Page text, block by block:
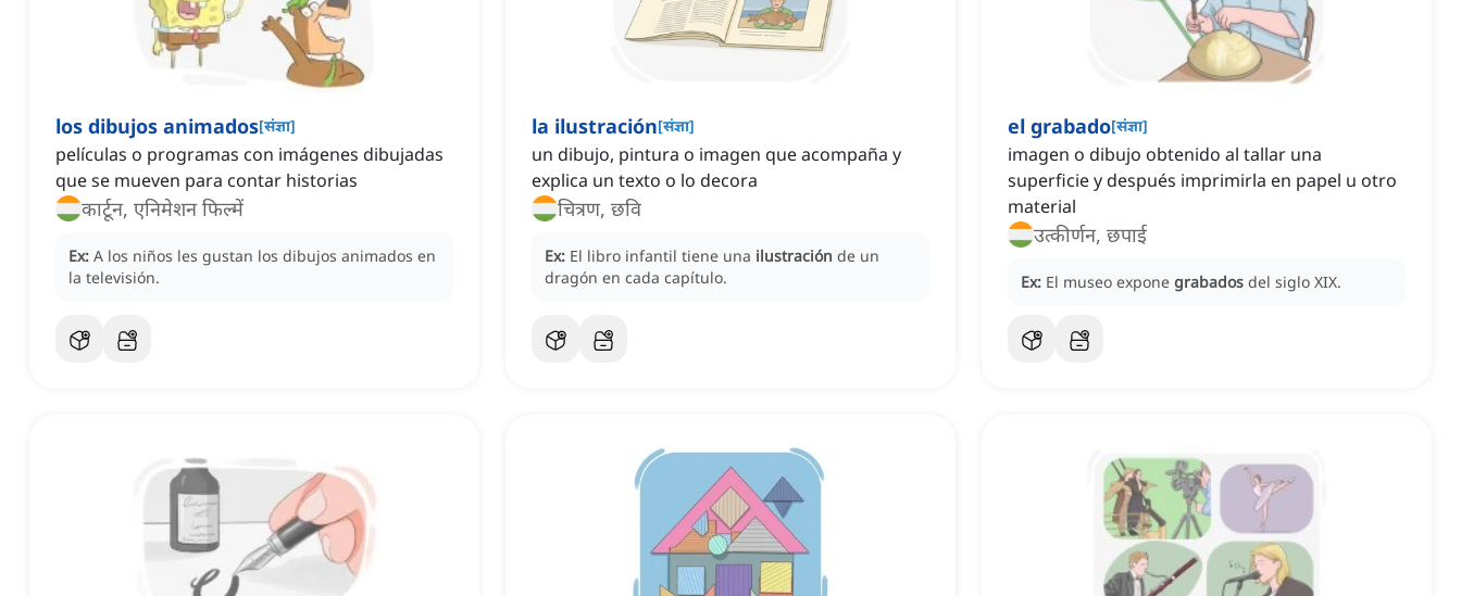
los dibujos animados[संज्ञा]
películas o programas con imágenes dibujadas
que se mueven para contar historias
कार्टून, एनिमेशन फिल्में
Ex: A los niños les gustan los dibujos animados en
la televisión.
la ilustración[संज्ञा]
un dibujo, pintura o imagen que acompaña y
explica un texto o lo decora
चित्रण, छवि
Ex: El libro infantil tiene una ilustración de un
dragón en cada capítulo.
el grabado[संज्ञा]
imagen o dibujo obtenido al tallar una
superficie y después imprimirla en papel u otro
material
उत्कीर्णन, छपाई
Ex: El museo expone grabados del siglo XIX.